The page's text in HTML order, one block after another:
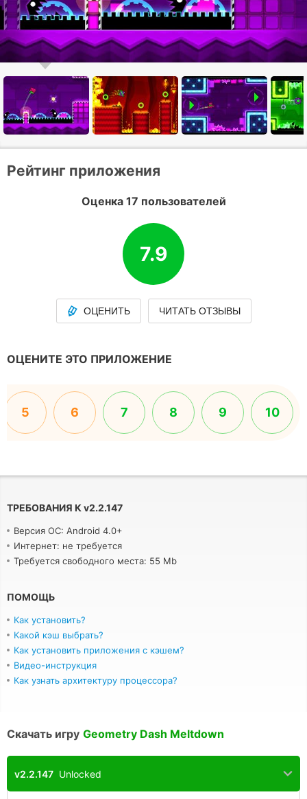
Рейтинг приложения
Оценка 17 пользователей
7.9
ОЦЕНИТЬ ЧИТАТЬ ОТЗЫВЫ
ОЦЕНИТЕ ЭТО ПРИЛОЖЕНИЕ
5 6 7 8 9 10
ТРЕБОВАНИЯ К v2.2.147
Версия ОС: Android 4.0+
Интернет: не требуется
Требуется свободного места: 55 Mb
ПОМОЩЬ
Как установить?
Какой кэш выбрать?
Как установить приложения с кэшем?
Видео-инструкция
Как узнать архитектуру процессора?
Скачать игру Geometry Dash Meltdown
v2.2.147 Unlocked